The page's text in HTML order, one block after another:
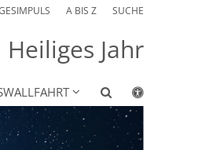
A BIS Z SUCHE
Heiliges Jahr